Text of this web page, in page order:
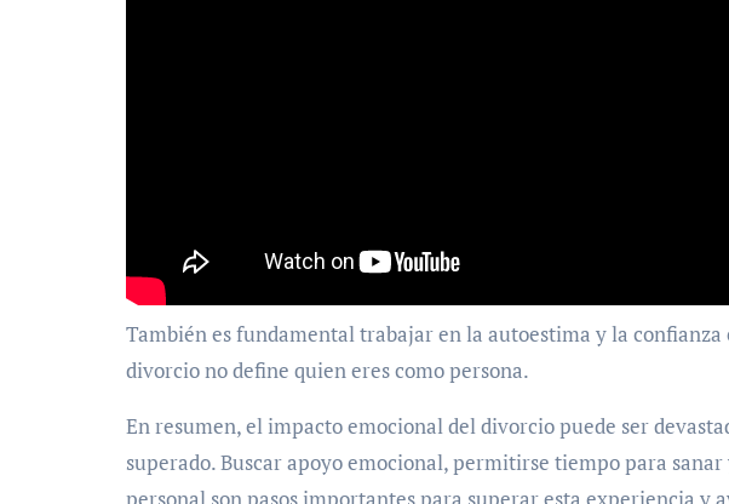
También es fundamental trabajar en la autoestima y la
divorcio no define quien eres como persona.
En resumen, el impacto emocional del divorcio puede ser
superado. Buscar apoyo emocional, permitirse tiempo para